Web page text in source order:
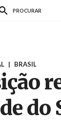
PROCURAR
| BRASIL
do